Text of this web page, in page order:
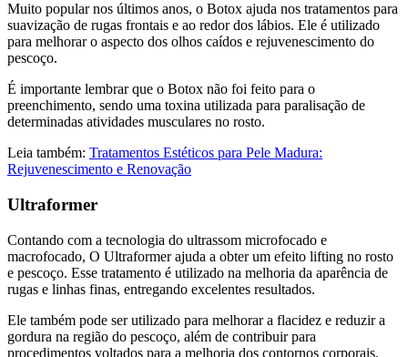
Muito popular nos últimos anos, o Botox ajuda nos tratamentos para
suavização de rugas frontais e ao redor dos lábios. Ele é utilizado
para melhorar o aspecto dos olhos caídos e rejuvenescimento do
pescoço.
É importante lembrar que o Botox não foi feito para o
preenchimento, sendo uma toxina utilizada para paralisação de
determinadas atividades musculares no rosto.
Leia também: Tratamentos Estéticos para Pele Madura:
Rejuvenescimento e Renovação
Ultraformer
Contando com a tecnologia do ultrassom microfocado e
macrofocado, O Ultraformer ajuda a obter um efeito lifting no rosto
e pescoço. Esse tratamento é utilizado na melhoria da aparência de
rugas e linhas finas, entregando excelentes resultados.
Ele também pode ser utilizado para melhorar a flacidez e reduzir a
gordura na região do pescoço, além de contribuir para
procedimentos voltados para a melhoria dos contornos corporais.